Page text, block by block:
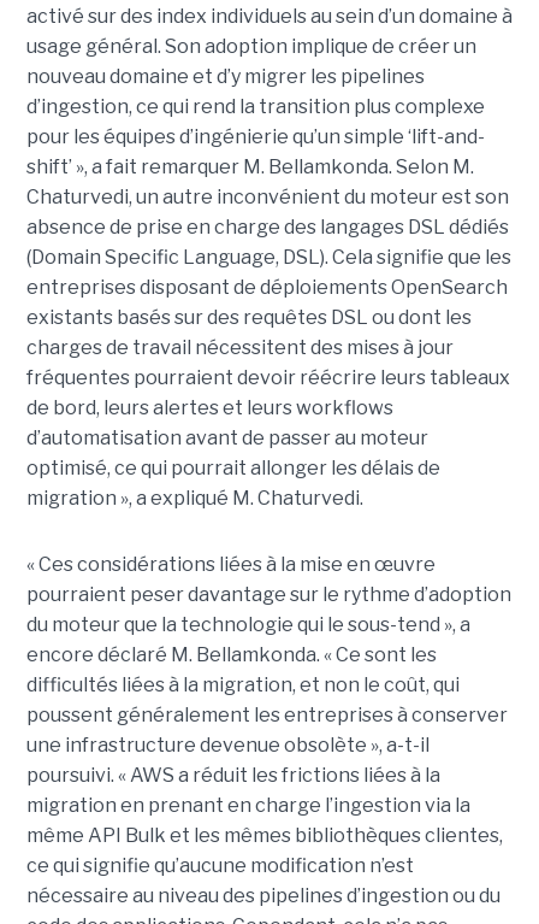
activé sur des index individuels au sein d’un domaine à
usage général. Son adoption implique de créer un
nouveau domaine et d’y migrer les pipelines
d’ingestion, ce qui rend la transition plus complexe
pour les équipes d’ingénierie qu’un simple ‘lift-and-
shift’ », a fait remarquer M. Bellamkonda. Selon M.
Chaturvedi, un autre inconvénient du moteur est son
absence de prise en charge des langages DSL dédiés
(Domain Specific Language, DSL). Cela signifie que les
entreprises disposant de déploiements OpenSearch
existants basés sur des requêtes DSL ou dont les
charges de travail nécessitent des mises à jour
fréquentes pourraient devoir réécrire leurs tableaux
de bord, leurs alertes et leurs workflows
d’automatisation avant de passer au moteur
optimisé, ce qui pourrait allonger les délais de
migration », a expliqué M. Chaturvedi.
« Ces considérations liées à la mise en œuvre
pourraient peser davantage sur le rythme d’adoption
du moteur que la technologie qui le sous-tend », a
encore déclaré M. Bellamkonda. « Ce sont les
difficultés liées à la migration, et non le coût, qui
poussent généralement les entreprises à conserver
une infrastructure devenue obsolète », a-t-il
poursuivi. « AWS a réduit les frictions liées à la
migration en prenant en charge l’ingestion via la
même API Bulk et les mêmes bibliothèques clientes,
ce qui signifie qu’aucune modification n’est
nécessaire au niveau des pipelines d’ingestion ou du